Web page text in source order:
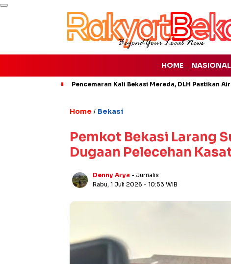
HOME NASIONAL
Pencemaran Kali Bekasi Mereda, DLH Pastikan
Home / Bekasi
Pemkot Bekasi Larang
Dugaan Pelecehan
Denny Arya - Jurnalis
Rabu, 1 Juli 2026 - 10:53 WIB